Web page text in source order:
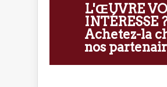
L'ŒUVRE
INTÉRESSE
Achetez-la
nos